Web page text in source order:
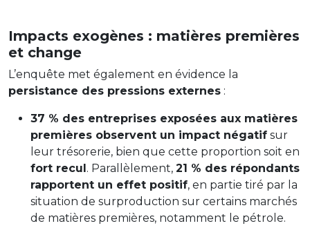
Impacts exogènes : matières premières
et change
L’enquête met également en évidence la
persistance des pressions externes :
37 % des entreprises exposées aux matières
premières observent un impact négatif sur
leur trésorerie, bien que cette proportion soit en
fort recul. Parallèlement, 21 % des répondants
rapportent un effet positif, en partie tiré par la
situation de surproduction sur certains marchés
de matières premières, notamment le pétrole.